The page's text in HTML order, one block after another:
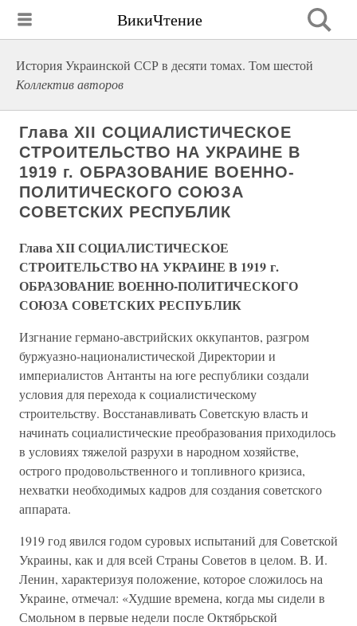
ВикиЧтение
История Украинской ССР в десяти томах. Том шестой
Коллектив авторов
Глава XII СОЦИАЛИСТИЧЕСКОЕ
СТРОИТЕЛЬСТВО НА УКРАИНЕ В
1919 г. ОБРАЗОВАНИЕ ВОЕННО-
ПОЛИТИЧЕСКОГО СОЮЗА
СОВЕТСКИХ РЕСПУБЛИК
Глава XII СОЦИАЛИСТИЧЕСКОЕ
СТРОИТЕЛЬСТВО НА УКРАИНЕ В 1919 г.
ОБРАЗОВАНИЕ ВОЕННО-ПОЛИТИЧЕСКОГО
СОЮЗА СОВЕТСКИХ РЕСПУБЛИК
Изгнание германо-австрийских оккупантов, разгром
буржуазно-националистической Директории и
империалистов Антанты на юге республики создали
условия для перехода к социалистическому
строительству. Восстанавливать Советскую власть и
начинать социалистические преобразования приходилось
в условиях тяжелой разрухи в народном хозяйстве,
острого продовольственного и топливного кризиса,
нехватки необходимых кадров для создания советского
аппарата.
1919 год явился годом суровых испытаний для Советской
Украины, как и для всей Страны Советов в целом. В. И.
Ленин, характеризуя положение, которое сложилось на
Украине, отмечал: «Худшие времена, когда мы сидели в
Смольном в первые недели после Октябрьской